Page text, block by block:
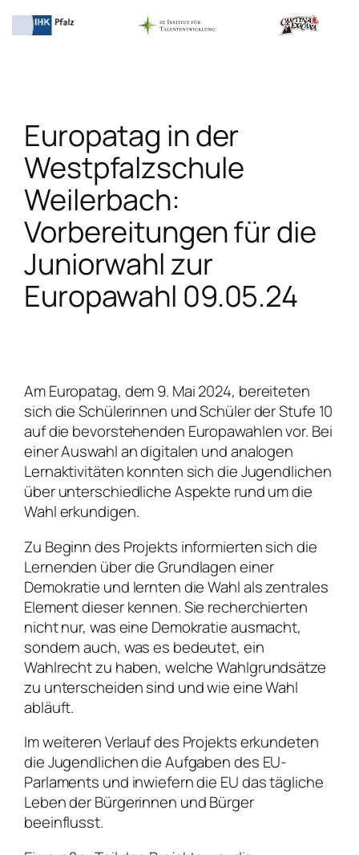
Inhalt
Europatag in der
Westpfalzschule
Weilerbach:
Vorbereitungen für die
Juniorwahl zur
Europawahl 09.05.24
Am Europatag, dem 9. Mai 2024, bereiteten
sich die Schülerinnen und Schüler der Stufe 10
auf die bevorstehenden Europawahlen vor. Bei
einer Auswahl an digitalen und analogen
Lernaktivitäten konnten sich die Jugendlichen
über unterschiedliche Aspekte rund um die
Wahl erkundigen.
Zu Beginn des Projekts informierten sich die
Lernenden über die Grundlagen einer
Demokratie und lernten die Wahl als zentrales
Element dieser kennen. Sie recherchierten
nicht nur, was eine Demokratie ausmacht,
sondern auch, was es bedeutet, ein
Wahlrecht zu haben, welche Wahlgrundsätze
zu unterscheiden sind und wie eine Wahl
abläuft.
Im weiteren Verlauf des Projekts erkundeten
die Jugendlichen die Aufgaben des EU-
Parlaments und inwiefern die EU das tägliche
Leben der Bürgerinnen und Bürger
beeinflusst.